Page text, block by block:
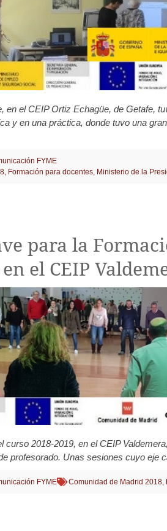
en el CEIP Ortiz Echagüe, de Getafe,
y en una práctica, donde tuvo una
FYME
, Formación para docentes, Ministerio de la
para la
el CEIP
curso 2018-2019, en el CEIP
profesorado. Unas sesiones cuyo eje
FYME Comunidad de Madrid 2018,